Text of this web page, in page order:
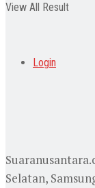
View All Result
Login
Selatan,